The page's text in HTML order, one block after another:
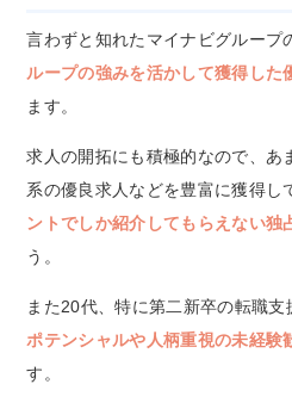
言わずと知れたマイナビグループ
ループの強みを活かして獲得した
ます。
求人の開拓にも積極的なので、あ
系の優良求人などを豊富に獲得し
ントでしか紹介してもらえない独
う。
また20代、特に第二新卒の転職支
ポテンシャルや人柄重視の未経験
す。